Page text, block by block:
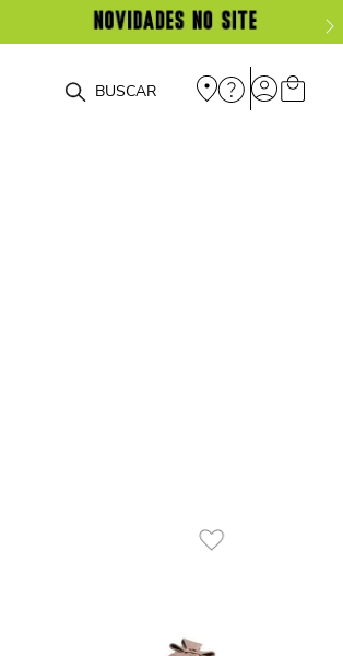
procurando?